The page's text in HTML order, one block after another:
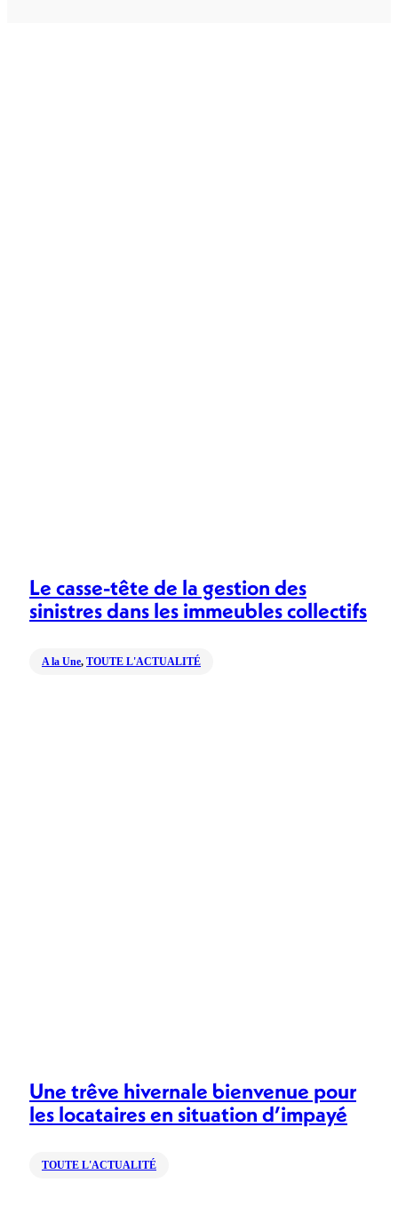
Le casse-tête de la gestion des
sinistres dans les immeubles collectifs
A la Une, TOUTE L'ACTUALITÉ
Une trêve hivernale bienvenue pour
les locataires en situation d’impayé
TOUTE L'ACTUALITÉ